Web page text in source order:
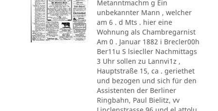
Metanntmachm g Ein
unbekannter Mann , welcher
am 6 . d Mts . hier eine
Wohnung als Chambregarnist
Am 0 . Januar 1882 i Brecler00h
Ber11u S lsiecller Nachmittags
3 Uhr sollen zu Lannvi1z ,
Hauptstraße 15, ca . geriethet
und bezogen und sich für den
Assistenten der Berliner
Ringbahn, Paul Bielitz, vv